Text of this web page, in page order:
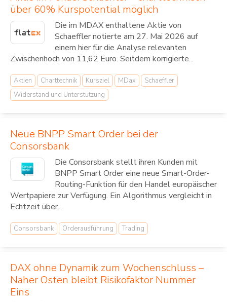
über 60% Kurspotential möglich
Die im MDAX enthaltene Aktie von
Schaeffler notierte am 27. Mai 2026 auf
einem hier für die Analyse relevanten
Zwischenhoch von 11,62 Euro. Seitdem korrigierte...
Aktien Charttechnik Kursziel MDax
Schaeffler
Widerstand und Unterstützung
Neue BNPP Smart Order bei der
Consorsbank
Die Consorsbank stellt ihren Kunden mit
BNPP Smart Order eine neue Smart-Order-
Routing-Funktion für den Handel europäischer
Wertpapiere zur Verfügung. Ein Algorithmus vergleicht in
Echtzeit über...
Consorsbank Orderausführung Trading
DAX ohne Dynamik zum Wochenschluss –
Naher Osten bleibt Risikofaktor Nummer
Eins